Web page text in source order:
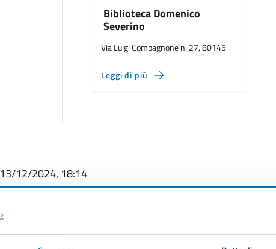
Biblioteca Domenico
Severino
Via Luigi Compagnone n. 27, 80145
Leggi di più
13/12/2024, 18:14